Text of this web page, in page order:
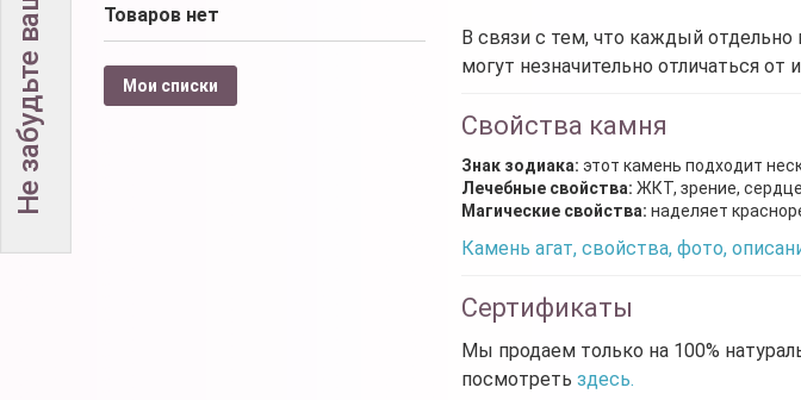
Товаров нет
Мои списки
В связи с тем, что каждый
могут незначительно отличаться от
Свойства камня
Знак зодиака: этот камень подходит
Лечебные свойства: ЖКТ, зрение,
Магические свойства: наделяет
Камень агат, свойства, фото,
Сертификаты
Мы продаем только на 100%
посмотреть здесь.